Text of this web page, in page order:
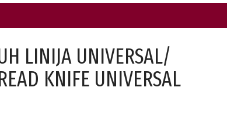
LINIJA UNIVERSAL/
KNIFE UNIVERSAL